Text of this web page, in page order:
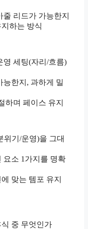
리드가 가능한지
하는 방식
세팅(자리/흐름)
능한지, 과하게 밀
하며 페이스 유지
위기/운영)을 그대
요소 1가지를 명확
맞는 템포 유지
중 무엇인가